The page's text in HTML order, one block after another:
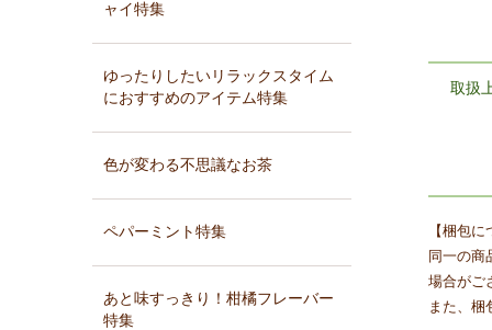
取扱
【梱包
同一の商
場合がご
また、梱
ャイ特集
ゆったりしたいリラックスタイム
におすすめのアイテム特集
色が変わる不思議なお茶
ペパーミント特集
あと味すっきり！柑橘フレーバー
特集